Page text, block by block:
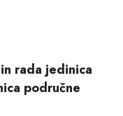
rada jedinica
područne